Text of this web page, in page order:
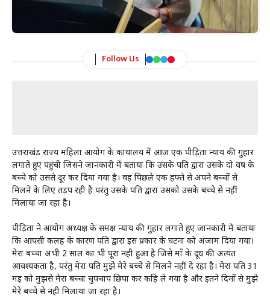
Follow Us
उत्तराखंड राज्य महिला आयोग के कार्यालय में आज एक पीड़िता न्याय की गुहार
लगाते हुए पहुंची जिसने जानकारी में बताया कि उसके पति द्वारा उसके दो वर्ष के
बच्चे को उससे दूर कर दिया गया है। वह पिछले एक हफ्ते से अपने बच्चों से
मिलने के लिए तड़प रही है परंतु उसके पति द्वारा उसको उसके बच्चे से नहीं
मिलाया जा रहा है।
पीड़िता ने आयोग अध्यक्ष के समक्ष न्याय की गुहार लगाते हुए जानकारी में बताया
कि आपसी कलह के कारण पति द्वारा इस प्रकार के घटना को अंजाम दिया गया।
मेरा बच्चा अभी 2 साल का भी पूरा नही हुआ है जिसे माँ के दूध की अत्यंत
आवश्यकता है, परंतु मेरा पति मुझे मेरे बच्चे से मिलने नहीं दे रहा है। मेरा पति 31
मई को मुझसे मेरा बच्चा चुपचाप छिपा कर कहि ले गया है और इतने दिनों से मुझे
मेरे बच्चे से नही मिलाया जा रहा है।